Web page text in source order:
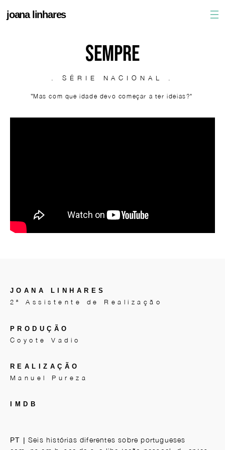
joana linhares
SEMPRE
. SÉRIE NACIONAL .
"Mas com que idade devo começar a ter ideias?"
JOANA LINHARES
2ª Assistente de Realização
PRODUÇÃO
Coyote Vadio
REALIZAÇÃO
Manuel Pureza
IMDB
PT | Seis histórias diferentes sobre portugueses